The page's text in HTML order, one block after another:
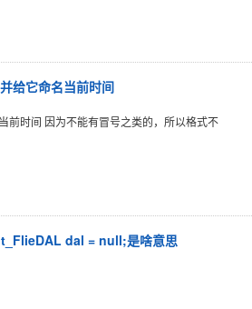
给它命名当前时间
前时间 因为不能有冒号之类的，所以格式不
dal = null;是啥意思